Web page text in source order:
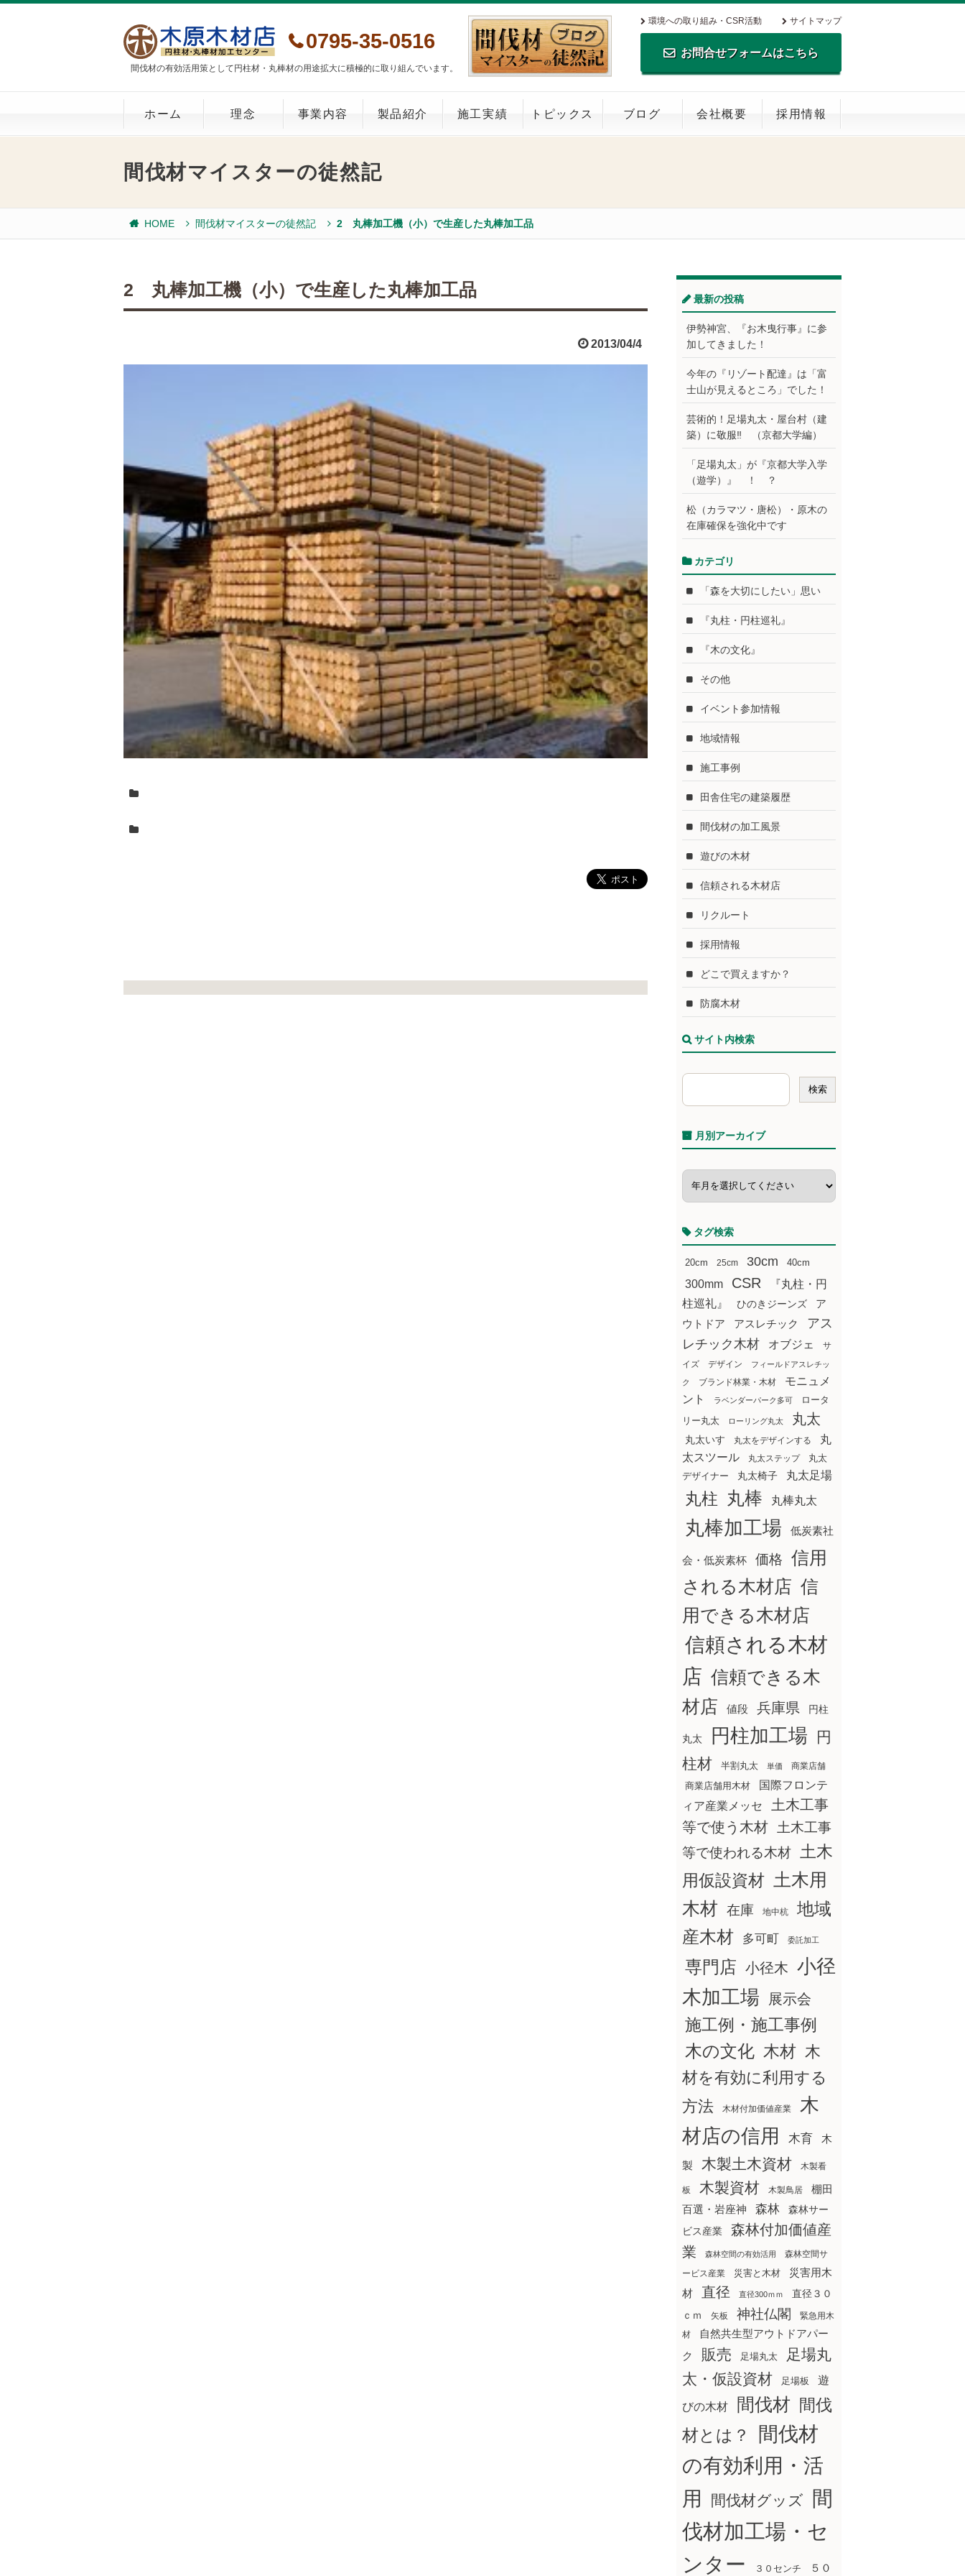
間伐材の有効活用策として円柱材・丸棒材の用途拡大に積極的に取り組んでいます。
0795-35-0516
環境への取り組み・CSR活動 サイトマップ
お問合せフォームはこちら
TEL.0795-35-0516 FAX.0795-35-
0269
ホーム 理念 事業内容 製品紹介 施工実績 トピックス ブログ 会社概要 採用情報
間伐材マイスターの徒然記
HOME 間伐材マイスターの徒然記 2 丸棒加工機（小）で生産した丸棒加工品
2 丸棒加工機（小）で生産した丸棒加工品
2013/04/4
最新の投稿
伊勢神宮、『お木曳行事』に参
加してきました！
今年の『リゾート配達』は「富
士山が見えるところ」でした！
芸術的！足場丸太・屋台村（建
築）に敬服‼ （京都大学編）
「足場丸太」が『京都大学入学
（遊学）』 ！ ？
松（カラマツ・唐松）・原木の
在庫確保を強化中です
カテゴリ
「森を大切にしたい」思い
『丸柱・円柱巡礼』
『木の文化』
その他
イベント参加情報
地域情報
施工事例
田舎住宅の建築履歴
間伐材の加工風景
遊びの木材
信頼される木材店
リクルート
採用情報
どこで買えますか？
防腐木材
サイト内検索
月別アーカイブ
タグ検索
20cm 25cm 30cm 40cm
300mm CSR
『丸柱・円
柱巡礼』
ひのきジーンズ
ア
ウトドア
アスレチック
アス
レチック木材
オブジェ
サ
イズ
デザイン フィールドアスレチッ
ク ブランド林業・木材
モニュメ
ント
ラベンダーパーク多可
ロータ
リー丸太
ローリング丸太 丸太
丸太いす 丸太をデザインする
丸
太スツール
丸太ステップ
丸太
デザイナー
丸太椅子 丸太足場
丸柱 丸棒 丸棒丸太
丸棒加工場 低炭素社
会・低炭素杯 価格
信用
される木材店 信
用できる木材店
信頼される木材
店 信頼できる木
材店
値段 兵庫県 円柱
丸太 円柱加工場
円
柱材
半割丸太 単価 商業店舗
商業店舗用木材
国際フロンテ
ィア産業メッセ
土木工事
等で使う木材
土木工事
等で使われる木材
土木
用仮設資材 土木用
木材 在庫 地中杭
地域
産木材
多可町 委託加工
専門店 小径木 小径
木加工場
展示会
施工例・施工事例
木の文化 木材 木
材を有効に利用する
方法
木材付加価値産業
木
材店の信用
木育 木
製 木製土木資材 木製看
板 木製資材 木製鳥居
棚田
百選・岩座神
森林
森林サー
ビス産業
森林付加価値産
業
森林空間の有効活用
森林空間サ
ービス産業
災害と木材
災害用木
材
直径 直径300ｍｍ
直径３０
ｃｍ
矢板 神社仏閣
緊急用木
材
自然共生型アウトドアパー
ク
販売 足場丸太
足場丸
太・仮設資材
足場板 遊
びの木材 間伐材 間伐
材とは？
間伐材
の有効利用・活
用
間伐材グッズ
間
伐材加工場・セ
ンター
３０センチ ５０